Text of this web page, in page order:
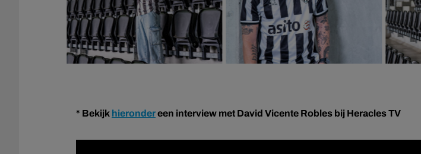
* Bekijk hierondereen interview met David Vicente Robles bij Heracles TV